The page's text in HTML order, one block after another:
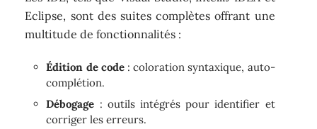
Eclipse, sont des suites complètes offrant une
multitude de fonctionnalités :
Édition de code: coloration syntaxique, auto-
complétion.
Débogage : outils intégrés pour identifier et
corriger les erreurs.